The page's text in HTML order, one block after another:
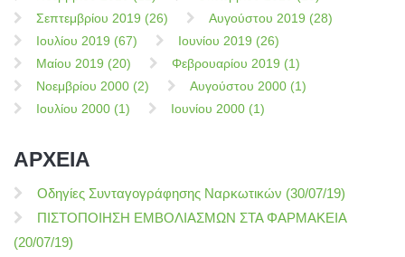
Σεπτεμβρίου 2019 (26)
Αυγούστου 2019 (28)
Ιουλίου 2019 (67)
Ιουνίου 2019 (26)
Μαίου 2019 (20)
Φεβρουαρίου 2019 (1)
Νοεμβρίου 2000 (2)
Αυγούστου 2000 (1)
Ιουλίου 2000 (1)
Ιουνίου 2000 (1)
ΑΡΧΕΙΑ
Οδηγίες Συνταγογράφησης Ναρκωτικών (30/07/19)
ΠΙΣΤΟΠΟΙΗΣΗ ΕΜΒΟΛΙΑΣΜΩΝ ΣΤΑ ΦΑΡΜΑΚΕΙΑ
(20/07/19)